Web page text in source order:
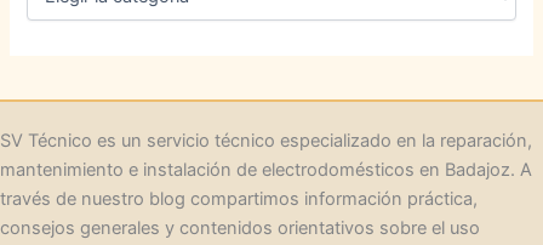
o
a
s
SV Técnico es un servicio técnico especializado en la reparación,
mantenimiento e instalación de electrodomésticos en Badajoz. A
través de nuestro blog compartimos información práctica,
consejos generales y contenidos orientativos sobre el uso